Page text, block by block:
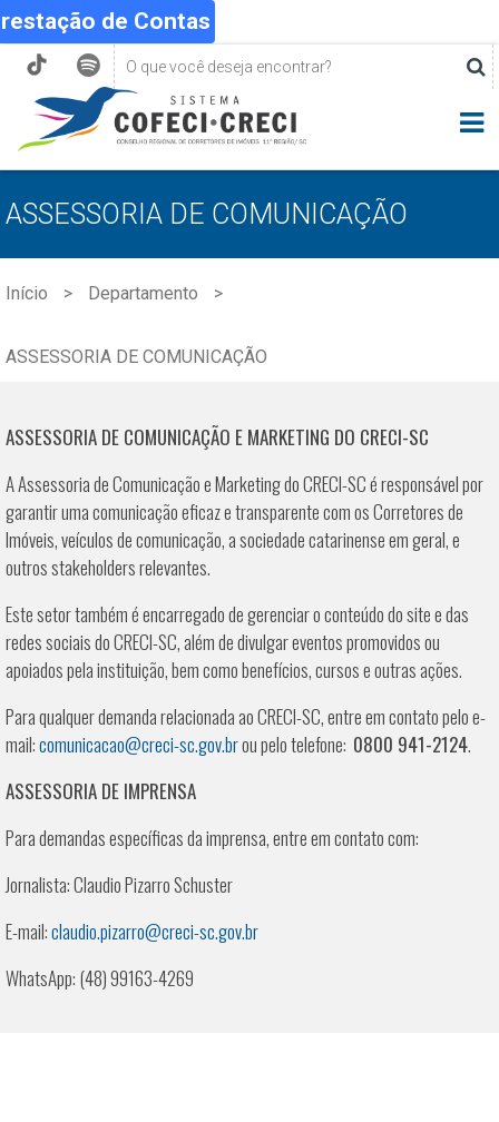
de Contas
ASSESSORIA DE COMUNICAÇÃO
Início Departamento
ASSESSORIA DE COMUNICAÇÃO
ASSESSORIA DE COMUNICAÇÃO E MARKETING DO CRECI-SC
A Assessoria de Comunicação e Marketing do CRECI-SC é responsável por
garantir uma comunicação eficaz e transparente com os Corretores de
Imóveis, veículos de comunicação, a sociedade catarinense em geral, e
outros stakeholders relevantes.
Este setor também é encarregado de gerenciar o conteúdo do site e das
redes sociais do CRECI-SC, além de divulgar eventos promovidos ou
apoiados pela instituição, bem como benefícios, cursos e outras ações.
Para qualquer demanda relacionada ao CRECI-SC, entre em contato pelo e-
mail:comunicacao@creci-sc.gov.brou pelo telefone: 0800 941-2124.
ASSESSORIA DE IMPRENSA
Para demandas específicas da imprensa, entre em contato com:
Jornalista: Claudio Pizarro Schuster
E-mail:claudio.pizarro@creci-sc.gov.br
WhatsApp: (48) 99163-4269